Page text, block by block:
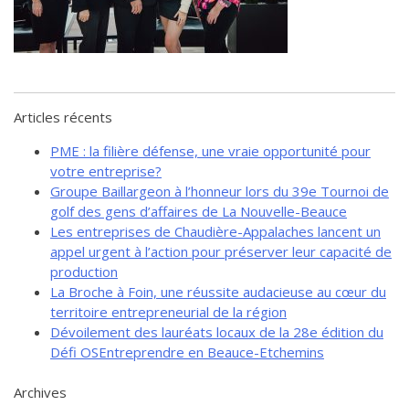
de solidarité
Futurpreneur
Documentation
Articles récents
PME : la filière défense, une vraie opportunité pour
votre entreprise?
Groupe Baillargeon à l’honneur lors du 39e Tournoi de
golf des gens d’affaires de La Nouvelle-Beauce
Les entreprises de Chaudière-Appalaches lancent un
appel urgent à l’action pour préserver leur capacité de
production
La Broche à Foin, une réussite audacieuse au cœur du
territoire entrepreneurial de la région
Dévoilement des lauréats locaux de la 28e édition du
Défi OSEntreprendre en Beauce-Etchemins
Archives